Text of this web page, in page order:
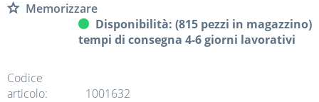
Memorizzare
Disponibilità: (815 pezzi in magazzino)
tempi di consegna 4-6 giorni lavorativi
Codice
articolo:
1001632